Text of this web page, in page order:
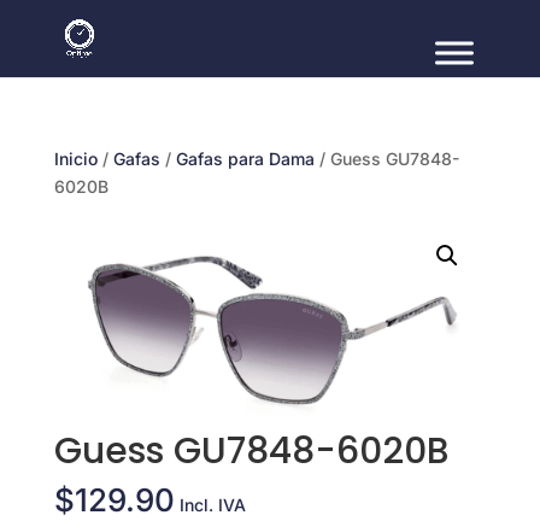
Inicio/ Gafas / Gafas para Dama / Guess GU7848-
6020B
Guess GU7848-6020B
$129.90 Incl. IVA